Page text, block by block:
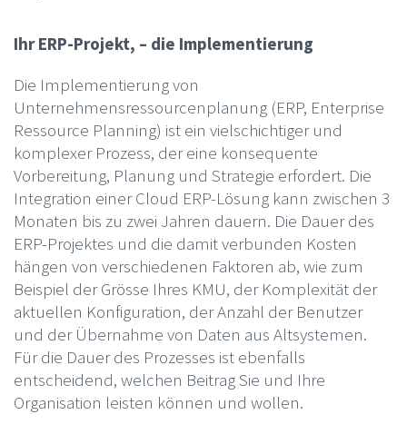
Ihr ERP-Projekt, – die Implementierung
Die Implementierung von
Unternehmensressourcenplanung (ERP, Enterprise
Ressource Planning) ist ein vielschichtiger und
komplexer Prozess, der eine konsequente
Vorbereitung, Planung und Strategie erfordert. Die
Integration einer Cloud ERP-Lösung kann zwischen 3
Monaten bis zu zwei Jahren dauern. Die Dauer des
ERP-Projektes und die damit verbunden Kosten
hängen von verschiedenen Faktoren ab, wie zum
Beispiel der Grösse Ihres KMU, der Komplexität der
aktuellen Konfiguration, der Anzahl der Benutzer
und der Übernahme von Daten aus Altsystemen.
Für die Dauer des Prozesses ist ebenfalls
entscheidend, welchen Beitrag Sie und Ihre
Organisation leisten können und wollen.